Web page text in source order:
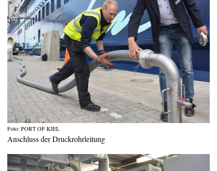
Foto: PORT OF KIEL
Anschluss der Druckrohrleitung